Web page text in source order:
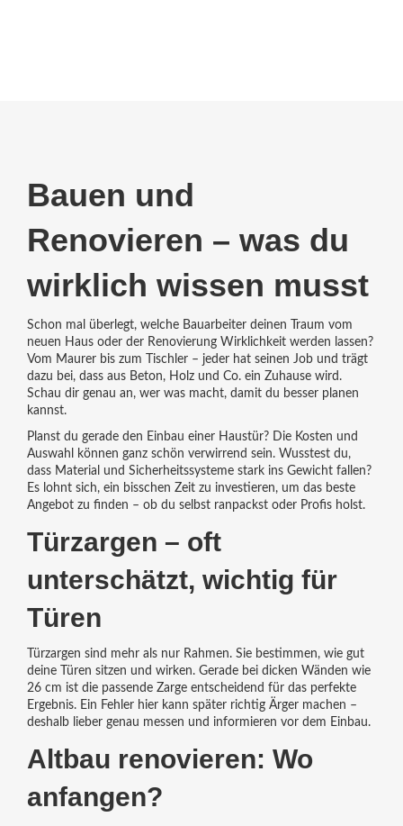
Bauen und
Renovieren – was du
wirklich wissen musst
Schon mal überlegt, welche Bauarbeiter deinen Traum vom
neuen Haus oder der Renovierung Wirklichkeit werden lassen?
Vom Maurer bis zum Tischler – jeder hat seinen Job und trägt
dazu bei, dass aus Beton, Holz und Co. ein Zuhause wird.
Schau dir genau an, wer was macht, damit du besser planen
kannst.
Planst du gerade den Einbau einer Haustür? Die Kosten und
Auswahl können ganz schön verwirrend sein. Wusstest du,
dass Material und Sicherheitssysteme stark ins Gewicht fallen?
Es lohnt sich, ein bisschen Zeit zu investieren, um das beste
Angebot zu finden – ob du selbst ranpackst oder Profis holst.
Türzargen – oft
unterschätzt, wichtig für
Türen
Türzargen sind mehr als nur Rahmen. Sie bestimmen, wie gut
deine Türen sitzen und wirken. Gerade bei dicken Wänden wie
26 cm ist die passende Zarge entscheidend für das perfekte
Ergebnis. Ein Fehler hier kann später richtig Ärger machen –
deshalb lieber genau messen und informieren vor dem Einbau.
Altbau renovieren: Wo
anfangen?